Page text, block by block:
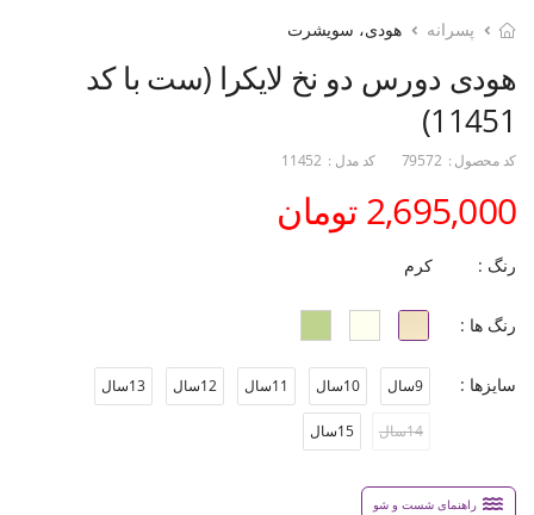
پسرانه هودی، سویشرت
هودی دورس دو نخ لایکرا (ست با کد
11451)
کد محصول : 79572 کد مدل : 11452
2,695,000 تومان
رنگ : کرم
رنگ ها :
سایزها : 9سال 10سال 11سال 12سال 13سال
14سال 15سال
راهنمای شست و شو